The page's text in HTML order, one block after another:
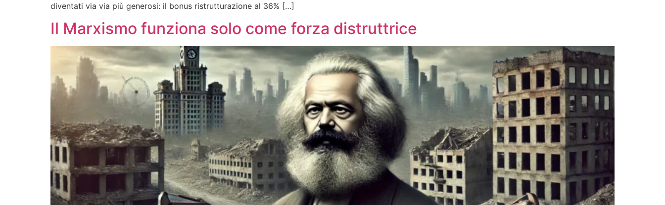
diventati via via più generosi: il bonus ristrutturazione al 36% […]
Il Marxismo funziona solo come forza distruttrice